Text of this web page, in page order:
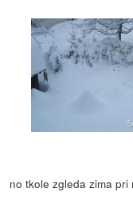
no tkole zgleda zima